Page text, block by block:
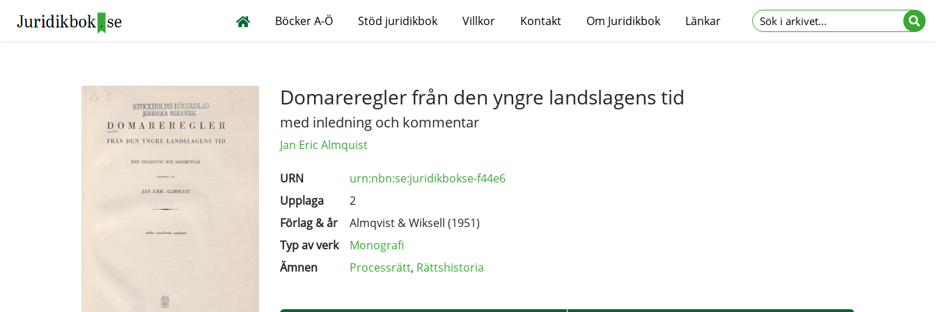
Böcker A-Ö Stöd juridikbok Villkor Kontakt Om Juridikbok Länkar
Domareregler från den yngre landslagens tid
med inledning och kommentar
Jan Eric Almquist
URN
urn:nbn:se:juridikbokse-f44e6
Upplaga
2
Förlag & år
Almqvist & Wiksell (1951)
Typ av verk
Monografi
Ämnen
Processrätt, Rättshistoria